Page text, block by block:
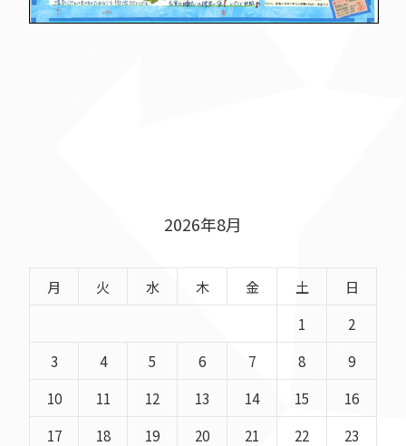
2026年8月
月 火 水 木 金 土
日
1
2
3
4 5 6 7 8
9
10
11 12 13 14 15
16
17
18 19 20 21 22
23